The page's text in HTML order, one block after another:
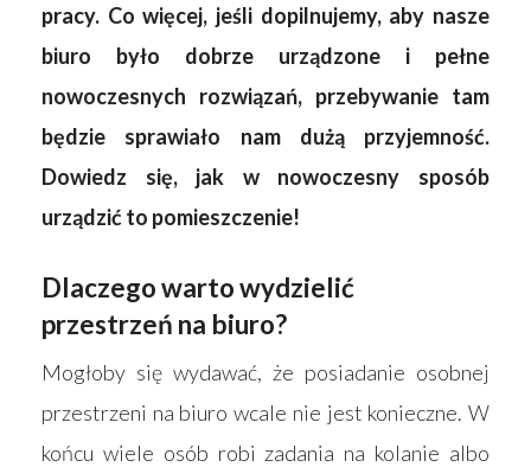
pracy. Co więcej, jeśli dopilnujemy, aby nasze
biuro było dobrze urządzone i pełne
nowoczesnych rozwiązań, przebywanie tam
będzie sprawiało nam dużą przyjemność.
Dowiedz się, jak w nowoczesny sposób
urządzić to pomieszczenie!
Dlaczego warto wydzielić
przestrzeń na biuro?
Mogłoby się wydawać, że posiadanie osobnej
przestrzeni na biuro wcale nie jest konieczne. W
końcu wiele osób robi zadania na kolanie albo